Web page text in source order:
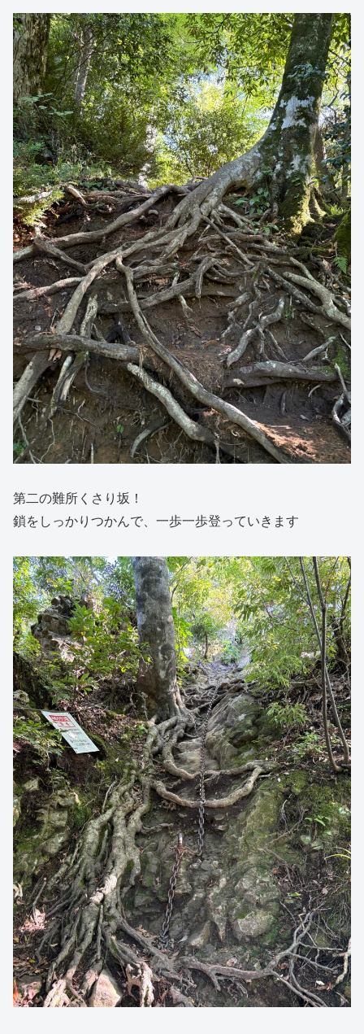
第二の難所くさり坂！
鎖をしっかりつかんで、一歩一歩登っていきます